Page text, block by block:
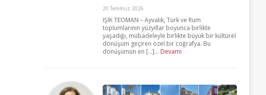
20 Temmuz 2026
IŞIK TEOMAN – Ayvalık, Türk ve Rum
toplumlarının yüzyıllar boyunca birlikte
yaşadığı, mübadeleyle birlikte büyük bir kültürel
dönüşüm geçiren özel bir coğrafya. Bu
dönüşümün en [...]... Devamı